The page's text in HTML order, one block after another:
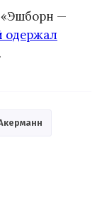
«Эшборн —
одержал